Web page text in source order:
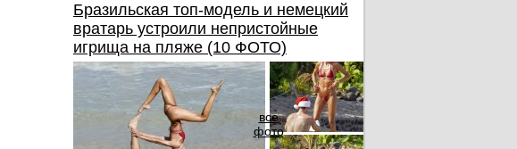
Бразильская топ-модель и немецкий
вратарь устроили непристойные
игрища на пляже (10 ФОТО)
все
фото